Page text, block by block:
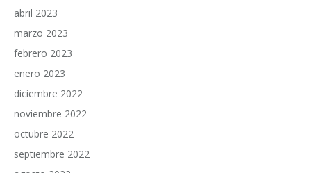
abril 2023
marzo 2023
febrero 2023
enero 2023
diciembre 2022
noviembre 2022
octubre 2022
septiembre 2022